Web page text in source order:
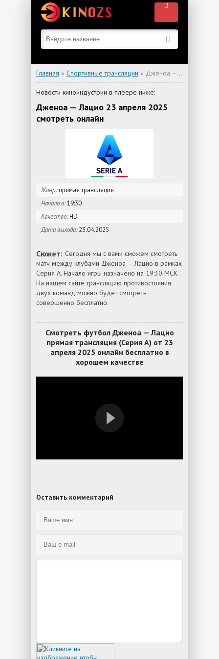
Главная » Спортивные трансляции » Дженоа — Лацио
Новости киноиндустрии в плеере ниже:
Дженоа — Лацио 23 апреля 2025
смотреть онлайн
Жанр:прямая трансляция
Начало в:19:30
Качество:HD
Дата выхода:23.04.2025
Сюжет: Сегодня мы с вами сможем смотреть
матч между клубами Дженоа — Лацио в рамках
Серия А. Начало игры назначено на 19:30 МСК.
На нашем сайте трансляцию противостояния
двух команд можно будет смотреть
совершенно бесплатно.
Смотреть футбол Дженоа — Лацио
прямая трансляция (Серия А) от 23
апреля 2025 онлайн бесплатно в
хорошем качестве
Оставить комментарий